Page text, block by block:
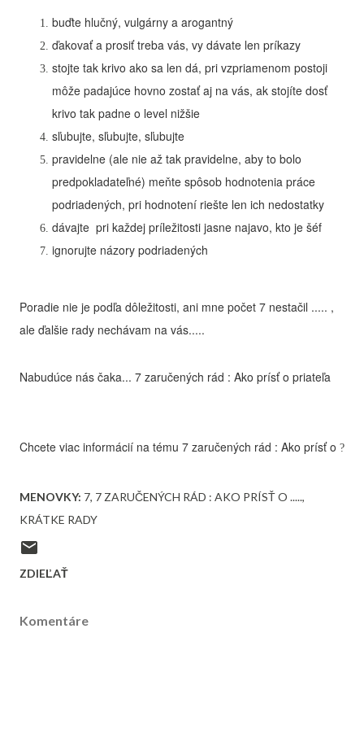
buďte hlučný, vulgárny a arogantný
ďakovať a prosiť treba vás, vy dávate len príkazy
stojte tak krivo ako sa len dá, pri vzpriamenom postoji
môže padajúce hovno zostať aj na vás, ak stojíte dosť
krivo tak padne o level nižšie
sľubujte, sľubujte, sľubujte
pravidelne (ale nie až tak pravidelne, aby to bolo
predpokladateľné) meňte spôsob hodnotenia práce
podriadených, pri hodnotení riešte len ich nedostatky
dávajte pri každej príležitosti jasne najavo, kto je šéf
ignorujte názory podriadených
Poradie nie je podľa dôležitosti, ani mne počet 7 nestačil ..... ,
ale ďalšie rady nechávam na vás.....
Nabudúce nás čaka... 7 zaručených rád : Ako prísť o priateľa
Chcete viac informácií na tému 7 zaručených rád : Ako prísť o ?
MENOVKY: 7 7 ZARUČENÝCH RÁD : AKO PRÍSŤ O .....
KRÁTKE RADY
ZDIEĽAŤ
Komentáre